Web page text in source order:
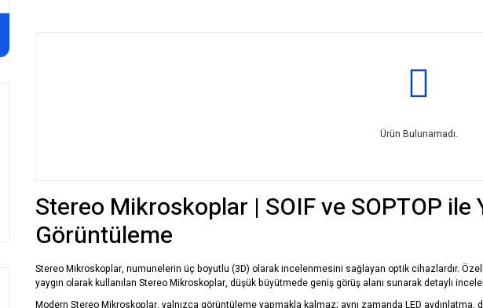
Ürün Bulunamadı.
Stereo Mikroskoplar | SOIF ve SOPTOP
Görüntüleme
Stereo Mikroskoplar, numunelerin üç boyutlu (3D) olarak incelenmesini sağlayan optik cihazlardır.
yaygın olarak kullanılan Stereo Mikroskoplar, düşük büyütmede geniş görüş alanı sunarak detaylı
Modern Stereo Mikroskoplar, yalnızca görüntüleme yapmakla kalmaz; aynı zamanda LED